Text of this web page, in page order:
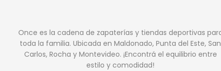
Once es la cadena de zapaterías y tiendas deportivas
toda la familia. Ubicada en Maldonado, Punta del Este, San
Carlos, Rocha y Montevideo. ¡Encontrá el equilibrio entre
estilo y comodidad!